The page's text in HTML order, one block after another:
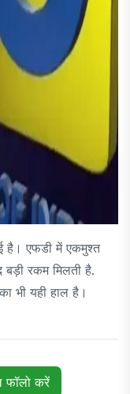
है। एफडी में एकमुश्त
बड़ी रकम मिलती है.
भी यही हाल है।
फॉलो करें